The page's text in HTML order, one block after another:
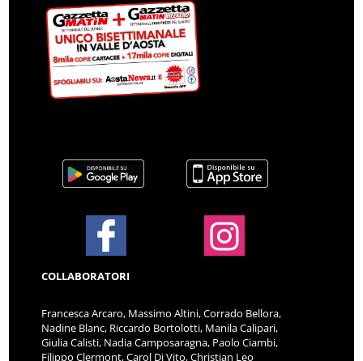
COLLABORATORI
Francesca Arcaro, Massimo Altini, Corrado Bellora,
Nadine Blanc, Riccardo Bortolotti, Manila Calipari,
Giulia Calisti, Nadia Camposaragna, Paolo Ciambi,
Filippo Clermont, Carol Di Vito, Christian Leo